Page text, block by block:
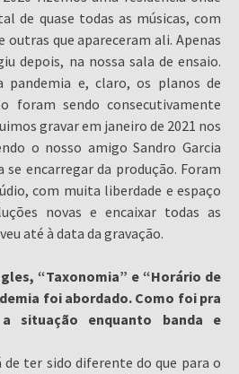
de quase todas as músicas, com
outras que apareceram ali. Apenas
depois, na nossa sala de ensaio.
e, claro, os planos de
foram sendo consecutivamente
gravar em janeiro de 2021 nos
o nosso amigo Sandro Garcia
encarregar da produção. Foram
com muita liberdade e espaço
novas e encaixar todas as
até à data da gravação.
“Taxonomia” e “Horário de
foi abordado. Como foi pra
situação enquanto banda e
ter sido diferente do que para o